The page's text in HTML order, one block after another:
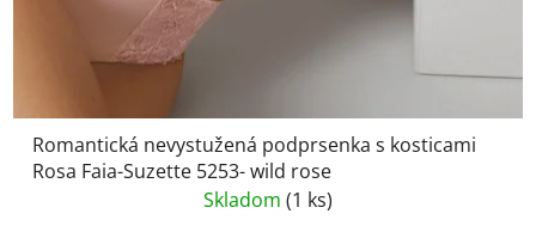
Romantická nevystužená podprsenka s kosticami
Rosa Faia-Suzette 5253- wild rose
Skladom (1 ks)